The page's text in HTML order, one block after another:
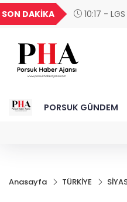
SON DAKİKA
09:57 -
GEL
18,2392
PORSUK GÜNDEM
Anasayfa TÜRKİYE